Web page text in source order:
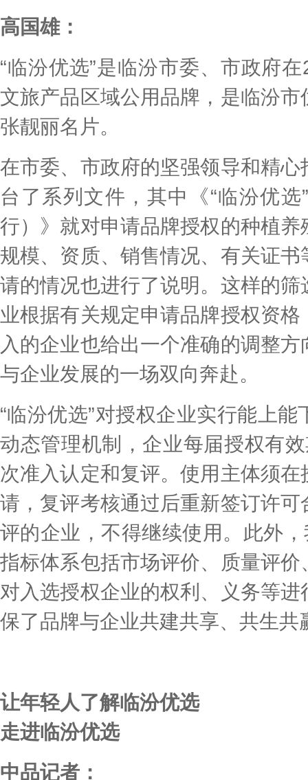
高国雄：
“临汾优选”是临汾市委、市政府在
文旅产品区域公用品牌，是临汾
张靓丽名片。
在市委、市政府的坚强领导和精
台了系列文件，其中《“临汾优
行）》就对申请品牌授权的种植
规模、资质、销售情况、有关证
请的情况也进行了说明。这样的
业根据有关规定申请品牌授权资
入的企业也给出一个准确的调整
与企业发展的一场双向奔赴。
“临汾优选”对授权企业实行能上
动态管理机制，企业每届授权有
次准入认定和复评。使用主体须
请，复评考核通过后重新签订许
评的企业，不得继续使用。此外
指标体系包括市场评价、质量评
对入选授权企业的权利、义务等
保了品牌与企业共建共享、共生共
让年轻人了解临汾优选
走进临汾优选
中品记者：